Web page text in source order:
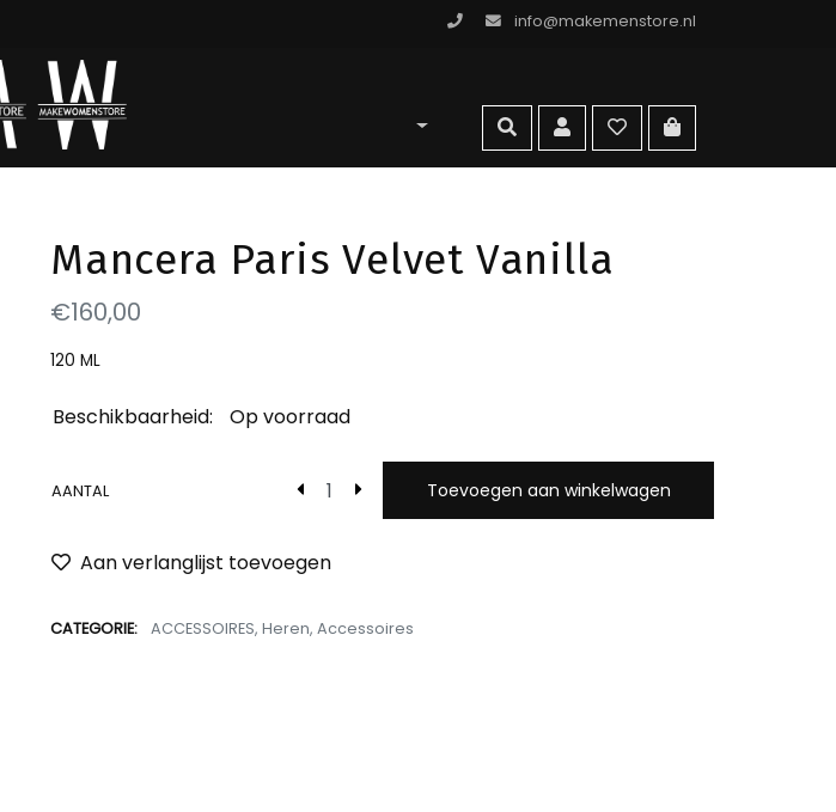
info@makemenstore.nl
ga naar de men store
zoekenaccountwishlistga naar
Mancera Paris Velvet Vanilla
€160,00
120 ML
Beschikbaarheid: Op voorraad
AANTAL Toevoegen aan winkelwagen
Aan verlanglijst toevoegen
CATEGORIE: ACCESSOIRES, Heren, Accessoires